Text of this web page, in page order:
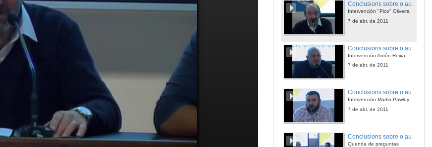
Conclusions sobre o audiovisual galego
Intervención "Pico" Oliveira
7 de abr. de 2011
Intervención Antón Reixa
7 de abr. de 2011
Conclusions sobre o audiovisual galego
Intervención Martin Pawley
7 de abr. de 2011
Quenda de preguntas